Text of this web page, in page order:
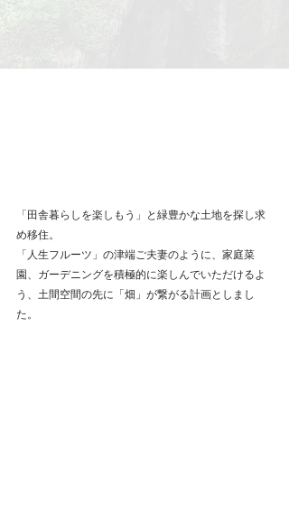
「田舎暮らしを楽しもう」と緑豊かな土地を探し求
め移住。
「人生フルーツ」の津端ご夫妻のように、家庭菜
園、ガーデニングを積極的に楽しんでいただけるよ
う、土間空間の先に「畑」が繋がる計画としまし
た。